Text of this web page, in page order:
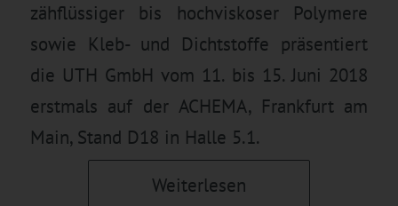
zähflüssiger bis hochviskoser Polymere
sowie Kleb- und Dichtstoffe präsentiert
die UTH GmbH vom 11. bis 15. Juni 2018
erstmals auf der ACHEMA, Frankfurt am
Main, Stand D18 in Halle 5.1.
Weiterlesen